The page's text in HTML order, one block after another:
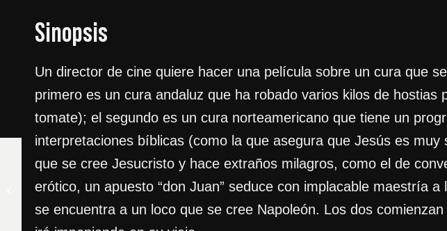
Sinopsis
Un director de cine quiere hacer una película sobre un cura que
primero es un cura andaluz que ha robado varios kilos de
tomate); el segundo es un cura norteamericano que tiene un
interpretaciones bíblicas (como la que asegura que Jesús es
que se cree Jesucristo y hace extraños milagros, como el de
erótico, un apuesto “don Juan” seduce con implacable maestría
se encuentra a un loco que se cree Napoleón. Los dos
EL COMPLEJO DEL DINERO